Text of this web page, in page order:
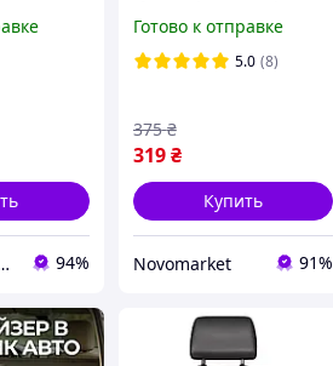
мм
магазині 94%
багажник автомобиля
Авто сумка
Готово к отправке
5.0 (8)
319 ₴
375 ₴
Купить
Novomarket 91%